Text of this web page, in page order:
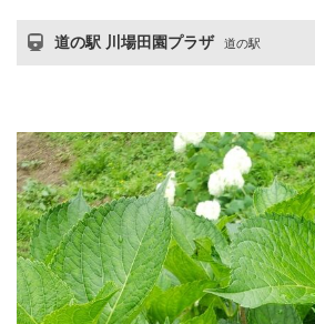
道の駅 川場田園プラザ 道の駅